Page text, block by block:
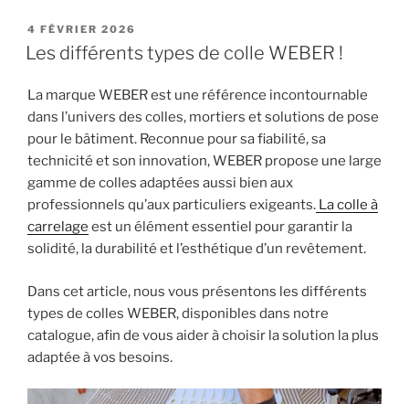
plaques
sol
Fermacell
étape
par
étape
? »
POSTED
ON
4 FÉVRIER 2026
Les différents types de colle WEBER !
La marque WEBER est une référence incontournable
dans l’univers des colles, mortiers et solutions de pose
pour le bâtiment. Reconnue pour sa fiabilité, sa
technicité et son innovation, WEBER propose une large
gamme de colles adaptées aussi bien aux
professionnels qu’aux particuliers exigeants. La colle à
carrelage est un élément essentiel pour garantir la
solidité, la durabilité et l’esthétique d’un revêtement.
Dans cet article, nous vous présentons les différents
types de colles WEBER, disponibles dans notre
catalogue, afin de vous aider à choisir la solution la plus
adaptée à vos besoins.